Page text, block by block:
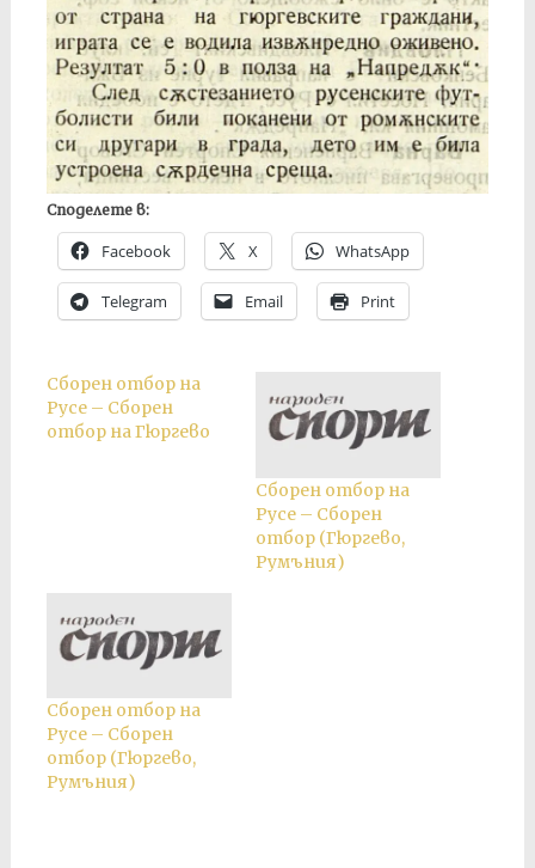
Споделете в:
Facebook X WhatsApp
Telegram Email Print
Сборен отбор на
Русе – Сборен
отбор на Гюргево
Сборен отбор на
Русе – Сборен
отбор (Гюргево,
Румъния)
Сборен отбор на
Русе – Сборен
отбор (Гюргево,
Румъния)